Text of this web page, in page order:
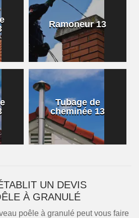
Ramoneur 13
Tubage de
cheminée 13
UN DEVIS
À GRANULÉ
poêle à granulé peut vous faire